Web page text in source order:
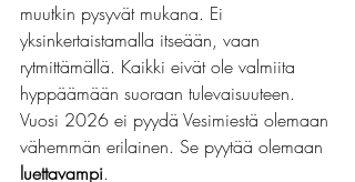
muutkin pysyvät mukana. Ei
yksinkertaistamalla itseään, vaan
rytmittämällä. Kaikki eivät ole valmiita
hyppäämään suoraan tulevaisuuteen.
Vuosi 2026 ei pyydä Vesimiestä olemaan
vähemmän erilainen. Se pyytää olemaan
luettavampi.